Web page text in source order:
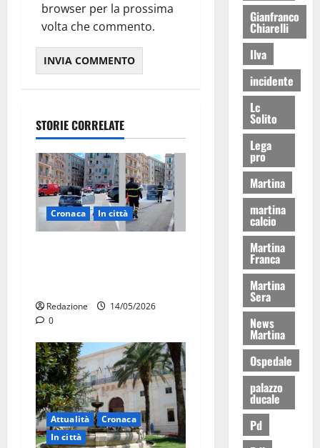
browser per la prossima
volta che commento.
STORIE CORRELATE
Cronaca In città
Redazione
14/05/2026
0
Attualità
Cronaca
In città
Gianfranco
Chiarelli
Ilva
incidente
Lc
Solito
Lega
pro
Martina
martina
calcio
Martina
Franca
Martina
Sera
News
Martina
Ospedale
palazzo
ducale
Pd